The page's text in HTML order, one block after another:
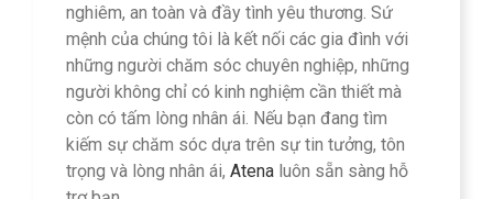
nghiêm, an toàn và đầy tình yêu thương. Sứ
mệnh của chúng tôi là kết nối các gia đình với
những người chăm sóc chuyên nghiệp, những
người không chỉ có kinh nghiệm cần thiết mà
còn có tấm lòng nhân ái. Nếu bạn đang tìm
kiếm sự chăm sóc dựa trên sự tin tưởng, tôn
trọng và lòng nhân ái, Atena luôn sẵn sàng hỗ